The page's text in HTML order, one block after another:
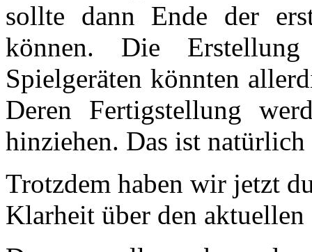
sollte dann Ende der
können. Die
Spielgeräten könnten
Deren Fertigstellung
hinziehen. Das ist
Trotzdem haben wir jetzt
Klarheit über den